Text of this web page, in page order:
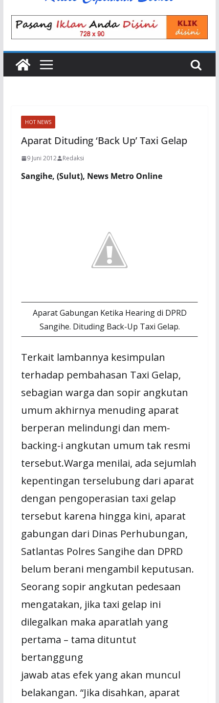
HOT NEWS
Aparat Dituding ‘Back Up’ Taxi Gelap
9 Juni 2012 Redaksi
Sangihe, (Sulut), News Metro Online
Aparat Gabungan Ketika Hearing di DPRD
Sangihe. Dituding Back-Up Taxi Gelap.
Terkait lambannya kesimpulan
terhadap pembahasan Taxi Gelap,
sebagian warga dan sopir angkutan
umum akhirnya menuding aparat
berperan melindungi dan mem-
backing-i angkutan umum tak resmi
tersebut.Warga menilai, ada sejumlah
kepentingan terselubung dari aparat
dengan pengoperasian taxi gelap
tersebut karena hingga kini, aparat
gabungan dari Dinas Perhubungan,
Satlantas Polres Sangihe dan DPRD
belum berani mengambil keputusan.
Seorang sopir angkutan pedesaan
mengatakan, jika taxi gelap ini
dilegalkan maka aparatlah yang
pertama – tama dituntut
bertanggung
jawab atas efek yang akan muncul
belakangan. “Jika disahkan, aparat